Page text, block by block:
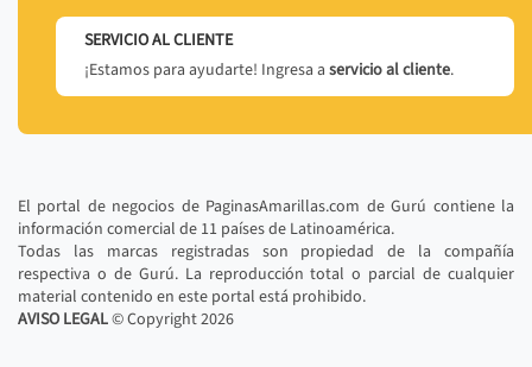
SERVICIO AL CLIENTE
¡Estamos para ayudarte! Ingresa a servicio al cliente.
El portal de negocios de PaginasAmarillas.com de Gurú contiene la
información comercial de 11 países de Latinoamérica.
Todas las marcas registradas son propiedad de la compañía
respectiva o de Gurú. La reproducción total o parcial de cualquier
material contenido en este portal está prohibido.
AVISO LEGAL© Copyright2026